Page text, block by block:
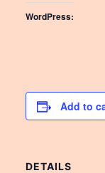
WordPress:
Add to
DETAILS